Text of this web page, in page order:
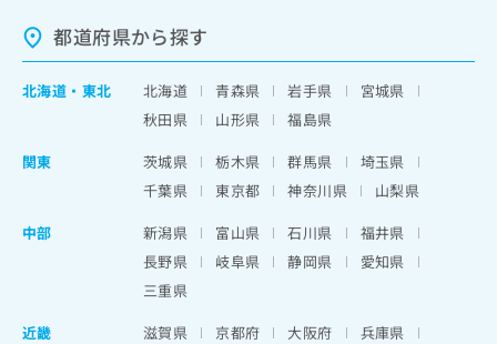
都道府県から探す
北海道 ・ 東北 北海道 青森県 岩手県
宮城県
秋田県
山形県
福島県
関東
茨城県 栃木県 群馬県
埼玉県
千葉県
東京都 神奈川県
山梨県
中部
新潟県 富山県 石川県
福井県
長野県
岐阜県 静岡県
愛知県
三重県
近畿
滋賀県 京都府 大阪府
兵庫県